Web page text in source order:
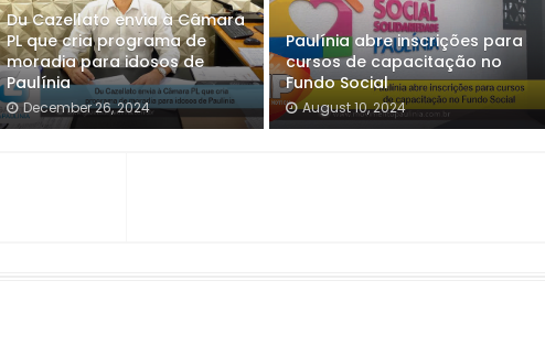
Du Cazellato envia à Câmara
PL que cria programa de
moradia para idosos de
Paulínia
December 26, 2024
Paulínia abre inscrições para
cursos de capacitação no
Fundo Social
August 10, 2024